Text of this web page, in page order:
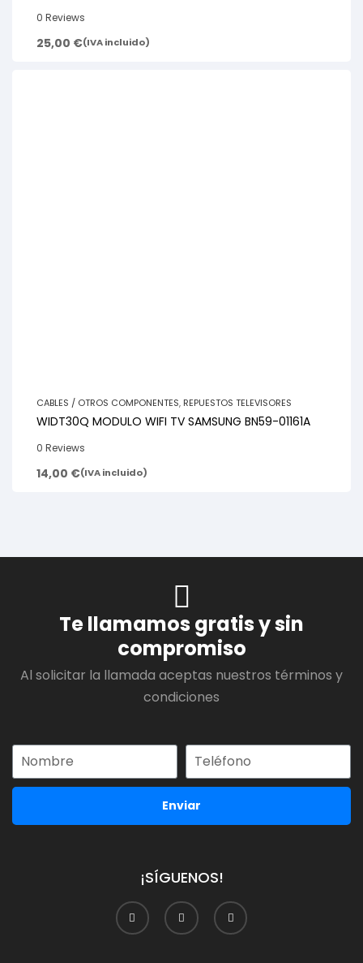
0 Reviews
25,00 €(IVA incluido)
CABLES / OTROS COMPONENTES, REPUESTOS TELEVISORES
WIDT30Q MODULO WIFI TV SAMSUNG BN59-01161A
0 Reviews
14,00 €(IVA incluido)
Te llamamos gratis y sin
compromiso
Al solicitar la llamada aceptas nuestros términos y
condiciones
Enviar
¡SÍGUENOS!